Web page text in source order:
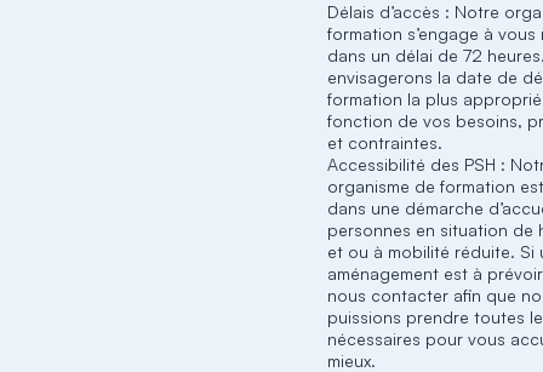
Délais d’accès : Notre
formation s’engage à
dans un délai de 72
envisagerons la date de
formation la plus
fonction de vos besoins,
et contraintes.
Accessibilité des PSH :
organisme de formation
dans une démarche
personnes en situation de
et ou à mobilité réduite. Si
aménagement est à
nous contacter afin que
puissions prendre toutes
nécessaires pour vous
mieux.